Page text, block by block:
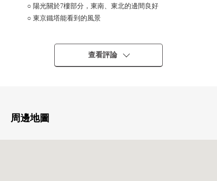
○ 陽光關於7樓部分，東南、東北的邊間良好
○ 東京鐵塔能看到的風景
○ 2026年2月翻新完畢房屋
○ 可飼養寵物(到2隻狗和貓派，有其他細則)
○ 都營大江戶線"麻布十番"車站步行12分鐘
查看評論
周邊地圖